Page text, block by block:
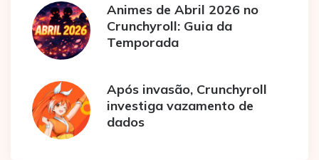
Animes de Abril 2026 no
Crunchyroll: Guia da
Temporada
Após invasão, Crunchyroll
investiga vazamento de
dados